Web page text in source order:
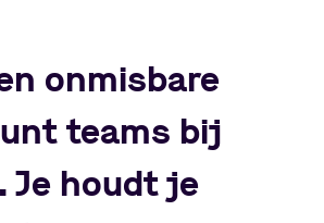
onmisbare
teams bij
Je houdt je